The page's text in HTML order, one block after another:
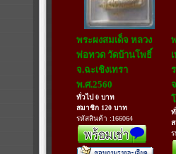
พระผงสมเด็จ หลวง
พ่อทวด วัดบ้านโพธิ์
จ.ฉะเชิงเทรา
พ.ศ.2560
ทั่วไป 0 บาท
สมาชิก 120 บาท
รหัสสินค้า :166064